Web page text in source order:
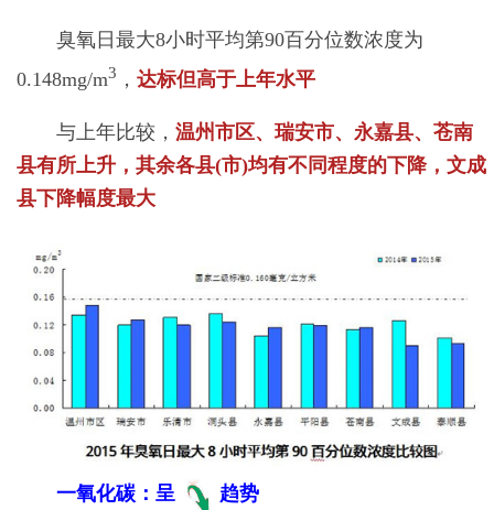
臭氧日最大8小时平均第90百分位数浓度为
0.148mg/m3 ， 达标但高于上年水平
与上年比较， 温州市区、瑞安市、永嘉县、苍南
县有所上升，其余各县(市)均有不同程度的下降，文成
县下降幅度最大
一氧化碳：呈 趋势